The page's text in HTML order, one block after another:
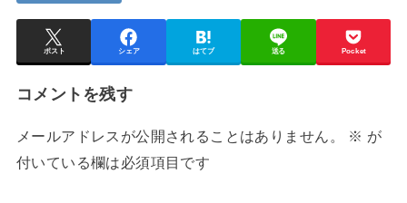
ポスト シェア はてブ 送る Pocket
コメントを残す
メールアドレスが公開されることはありません。 ※ が
付いている欄は必須項目です